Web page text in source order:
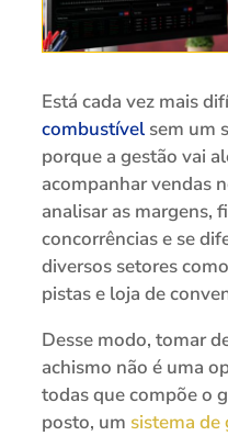
Está cada vez mais
combustível sem um
porque a gestão vai
acompanhar vendas
analisar as margens,
concorrências e se
diversos setores
pistas e loja de
Desse modo, tomar
achismo não é uma
todas que compõe o
posto, um sistema de